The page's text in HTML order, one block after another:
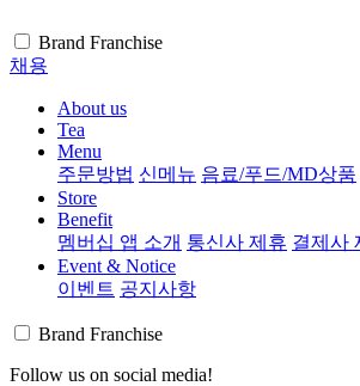
Brand Franchise
채용
About us
Tea
Menu
주문방법 신메뉴 음료/푸드/MD상품
Store
Benefit
멤버십 앱 소개 통신사 제휴 결제사
Event & Notice
이벤트 공지사항
Brand Franchise
Follow us on social media!